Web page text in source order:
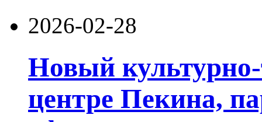
2026-02-28
Новый
центре Пекина,